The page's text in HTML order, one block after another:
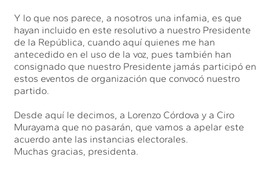
Y lo que nos parece, a nosotros una infamia, es que
hayan incluido en este resolutivo a nuestro Presidente
de la República, cuando aquí quienes me han
antecedido en el uso de la voz, pues también han
consignado que nuestro Presidente jamás participó en
estos eventos de organización que convocó nuestro
partido.
Desde aquí le decimos, a Lorenzo Córdova y a Ciro
Murayama que no pasarán, que vamos a apelar este
acuerdo ante las instancias electorales.
Muchas gracias, presidenta.